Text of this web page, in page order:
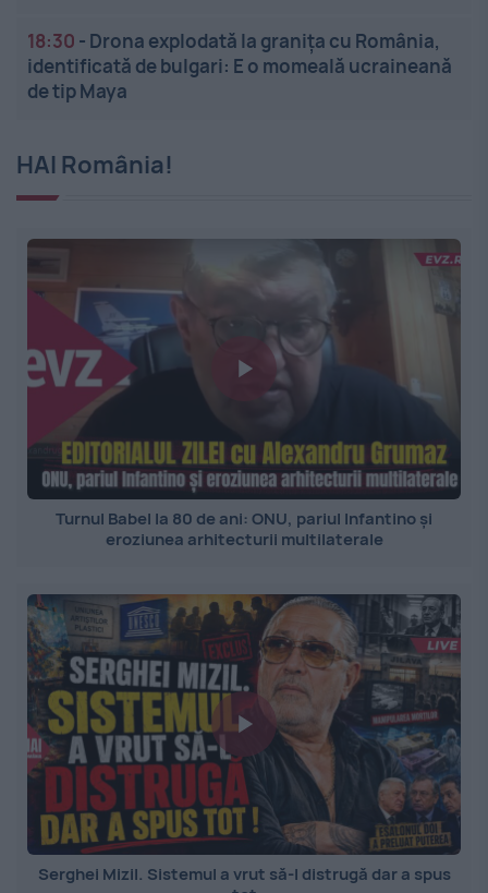
18:30 - Drona explodată la granița cu România,
identificată de bulgari: E o momeală ucraineană
de tip Maya
HAI România!
Turnul Babel la 80 de ani: ONU, pariul Infantino și
eroziunea arhitecturii multilaterale
Serghei Mizil. Sistemul a vrut să-l distrugă dar a spus